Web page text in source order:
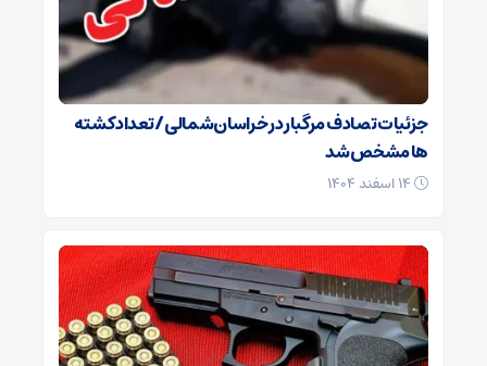
جزئیات تصادف مرگبار در خراسان‌شمالی/ تعداد کشته
ها مشخص شد